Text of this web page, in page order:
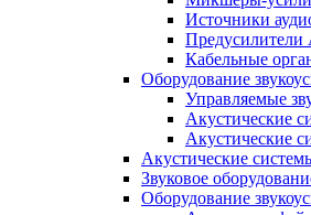
Источники
Предусилители
Кабельные
Оборудование
Управляемые
Акустические
Акустические
Акустические
Звуковое
Оборудование